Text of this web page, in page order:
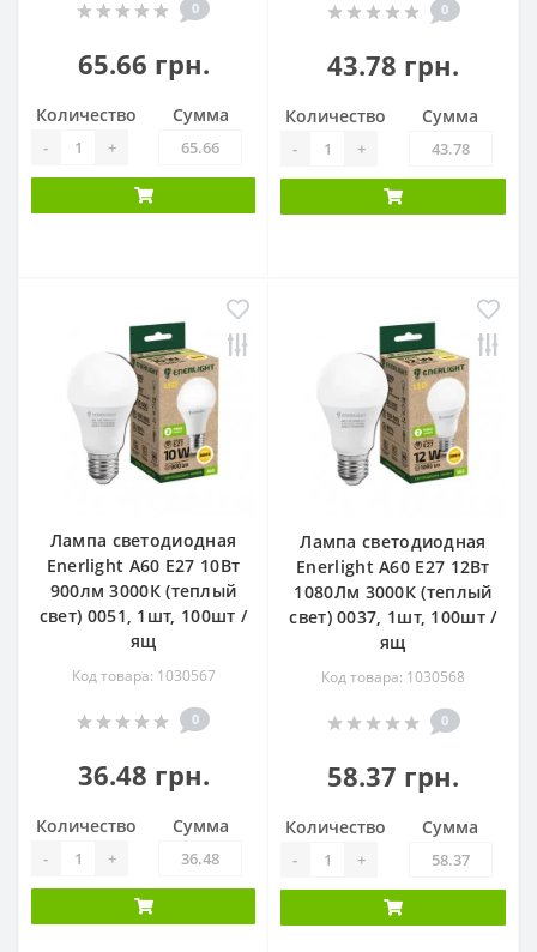
0
65.66 грн.
Количество
- +
Сумма
0
43.78 грн.
Количество
- +
Сумма
Лампа светодиодная
Enerlight А60 Е27 10Вт
900лм 3000К (теплый
свет) 0051, 1шт, 100шт /
ящ
Код товара: 1030567
0
36.48 грн.
Количество
- +
Сумма
Лампа светодиодная
Enerlight А60 Е27 12Вт
1080Лм 3000К (теплый
свет) 0037, 1шт, 100шт /
ящ
Код товара: 1030568
0
58.37 грн.
Количество
- +
Сумма